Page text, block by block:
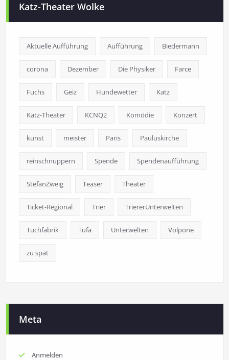
Katz-Theater Wolke
Aktuelle Aufführung Aufführung Biedermann
corona Dezember Die Physiker Farce
Fuchs Geiz Hundewetter Katz
Katz-Theater KCNQ2 Komödie Konzert
kunst meister Paris Pauluskirche
reinschnuppern Spende Spendenaufführung
StefanZweig Teaser Theater
Ticket-Regional Trier TriererUnterwelten
Tuchfabrik Tufa Unterwelten Volpone
zu spät
Meta
Anmelden